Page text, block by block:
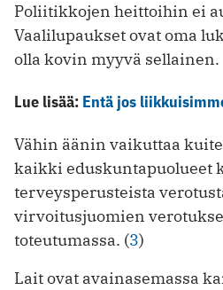
Poliitikkojen heittoihin ei
Vaalilupaukset ovat oma
olla kovin myyvä sellainen.
Lue lisää: Entä jos
Vähin äänin vaikuttaa
kaikki eduskuntapuolueet
terveysperusteista
virvoitusjuomien
toteutumassa. (3)
Lait ovat avainasemassa